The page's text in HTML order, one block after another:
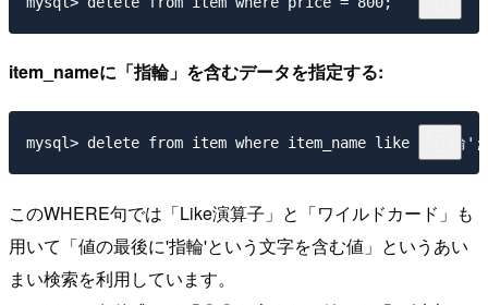
item_nameに「指輪」を含むデータを指定する:
このWHERE句では「Like演算子」と「ワイルドカード」も
用いて「値の最後に'指輪'という文字を含む値」というあい
まい検索を利用しています。